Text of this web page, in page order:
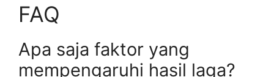
FAQ
Apa saja faktor yang
mempengaruhi hasil laga?